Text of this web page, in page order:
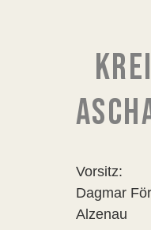
Vorsitz:
Dagmar
Alzenau